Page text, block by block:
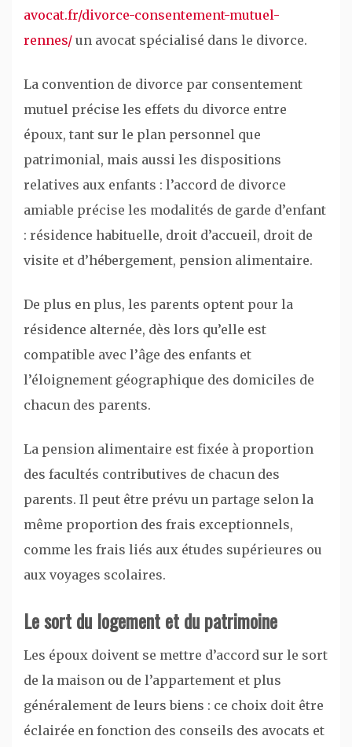
avocat.fr/divorce-consentement-mutuel-
rennes/ un avocat spécialisé dans le divorce.
La convention de divorce par consentement
mutuel précise les effets du divorce entre
époux, tant sur le plan personnel que
patrimonial, mais aussi les dispositions
relatives aux enfants : l’accord de divorce
amiable précise les modalités de garde d’enfant
: résidence habituelle, droit d’accueil, droit de
visite et d’hébergement, pension alimentaire.
De plus en plus, les parents optent pour la
résidence alternée, dès lors qu’elle est
compatible avec l’âge des enfants et
l’éloignement géographique des domiciles de
chacun des parents.
La pension alimentaire est fixée à proportion
des facultés contributives de chacun des
parents. Il peut être prévu un partage selon la
même proportion des frais exceptionnels,
comme les frais liés aux études supérieures ou
aux voyages scolaires.
Le sort du logement et du patrimoine
Les époux doivent se mettre d’accord sur le sort
de la maison ou de l’appartement et plus
généralement de leurs biens : ce choix doit être
éclairée en fonction des conseils des avocats et